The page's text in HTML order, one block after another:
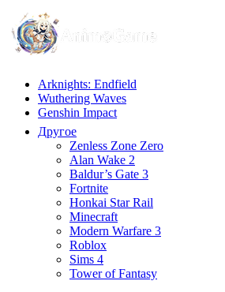
Arknights: Endfield
Wuthering Waves
Genshin Impact
Другое
Zenless Zone Zero
Alan Wake 2
Baldur’s Gate 3
Fortnite
Honkai Star Rail
Minecraft
Modern Warfare 3
Roblox
Sims 4
Tower of Fantasy